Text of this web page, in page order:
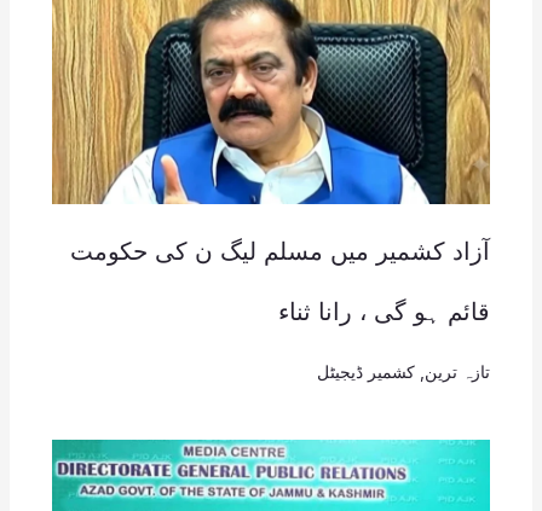
آزاد کشمیر میں مسلم لیگ ن کی حکومت
قائم ہو گی ، رانا ثناء
تازہ ترین کشمیر ڈیجیٹل